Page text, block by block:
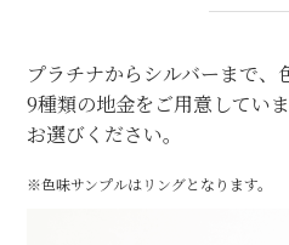
プラチナからシルバーまで、
9種類の地金をご用意してい
お選びください。
※色味サンプルはリングとなります。